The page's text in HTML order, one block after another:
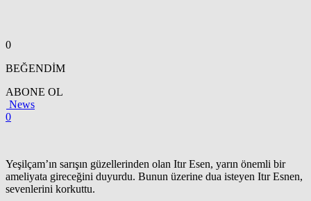
0
BEĞENDİM
ABONE OL
News
0
Yeşilçam’ın sarışın güzellerinden olan Itır Esen, yarın önemli bir
ameliyata gireceğini duyurdu. Bunun üzerine dua isteyen Itır Esnen,
sevenlerini korkuttu.